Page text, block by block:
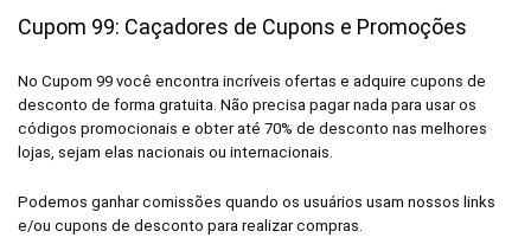
Cupom 99: Caçadores de Cupons e Promoções
No Cupom 99 você encontra incríveis ofertas e adquire cupons de
desconto de forma gratuita. Não precisa pagar nada para usar os
códigos promocionais e obter até 70% de desconto nas melhores
lojas, sejam elas nacionais ou internacionais.
Podemos ganhar comissões quando os usuários usam nossos links
e/ou cupons de desconto para realizar compras.